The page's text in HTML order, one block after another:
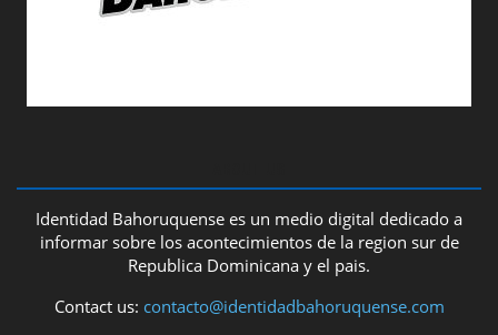
Identidad Bahoruquense es un medio digital dedicado a
informar sobre los acontecimientos de la region sur de
Republica Dominicana y el pais.
Contact us: contacto@identidadbahoruquense.com